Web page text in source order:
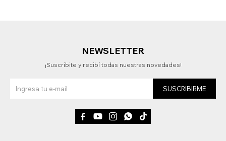
NEWSLETTER
¡Suscribite y recibí todas nuestras novedades!
SUSCRIBIRME
    